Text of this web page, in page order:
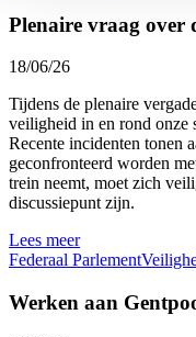
Plenaire vraag over
18/06/26
Tijdens de plenaire
veiligheid in en rond onze
Recente incidenten tonen
geconfronteerd worden
trein neemt, moet zich
discussiepunt zijn.
Lees meer
Federaal Parlement
Werken aan